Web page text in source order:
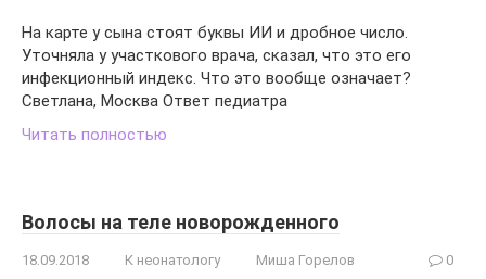
На карте у сына стоят буквы ИИ и дробное число.
Уточняла у участкового врача, сказал, что это его
инфекционный индекс. Что это вообще означает?
Светлана, Москва Ответ педиатра
Читать полностью
Волосы на теле новорожденного
18.09.2018 К неонатологу Миша Горелов 0